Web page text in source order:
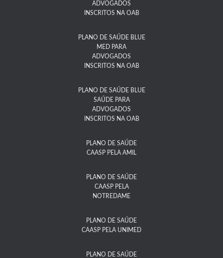
ADVOGADOS
INSCRITOS NA OAB
PLANO DE SAÚDE BLUE
MED PARA
ADVOGADOS
INSCRITOS NA OAB
PLANO DE SAÚDE BLUE
SAÚDE PARA
ADVOGADOS
INSCRITOS NA OAB
PLANO DE SAÚDE
CAASP PELA AMIL
PLANO DE SAÚDE
CAASP PELA
NOTREDAME​
PLANO DE SAÚDE
CAASP PELA UNIMED
PLANO DE SAÚDE